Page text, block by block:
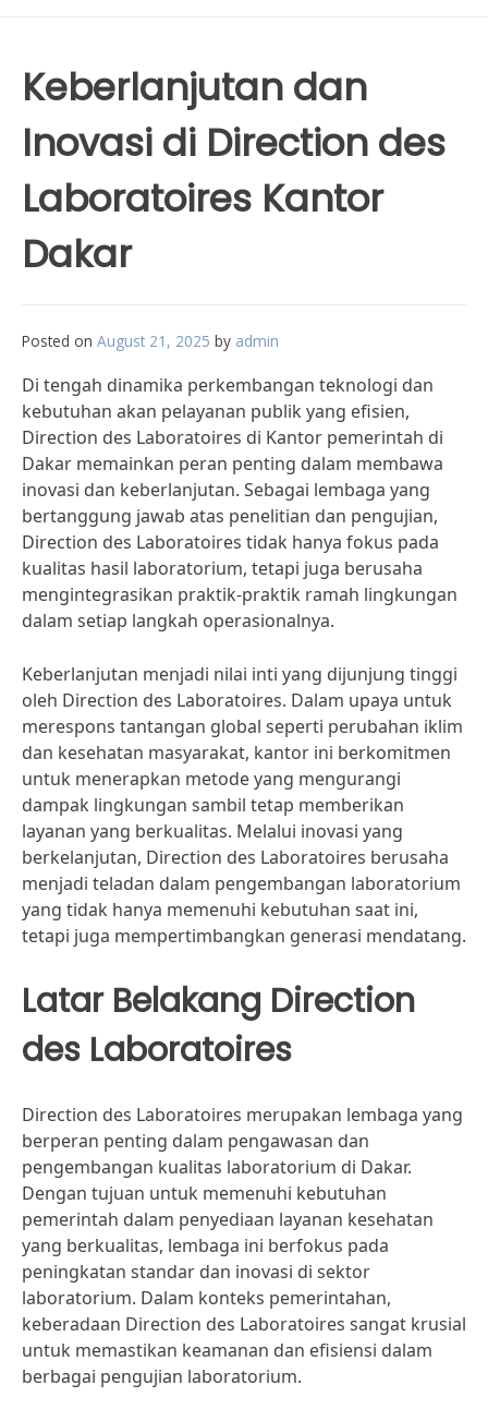
Keberlanjutan dan
Inovasi di Direction des
Laboratoires Kantor
Dakar
Posted on August 21, 2025 by admin
Di tengah dinamika perkembangan teknologi dan
kebutuhan akan pelayanan publik yang efisien,
Direction des Laboratoires di Kantor pemerintah di
Dakar memainkan peran penting dalam membawa
inovasi dan keberlanjutan. Sebagai lembaga yang
bertanggung jawab atas penelitian dan pengujian,
Direction des Laboratoires tidak hanya fokus pada
kualitas hasil laboratorium, tetapi juga berusaha
mengintegrasikan praktik-praktik ramah lingkungan
dalam setiap langkah operasionalnya.
Keberlanjutan menjadi nilai inti yang dijunjung tinggi
oleh Direction des Laboratoires. Dalam upaya untuk
merespons tantangan global seperti perubahan iklim
dan kesehatan masyarakat, kantor ini berkomitmen
untuk menerapkan metode yang mengurangi
dampak lingkungan sambil tetap memberikan
layanan yang berkualitas. Melalui inovasi yang
berkelanjutan, Direction des Laboratoires berusaha
menjadi teladan dalam pengembangan laboratorium
yang tidak hanya memenuhi kebutuhan saat ini,
tetapi juga mempertimbangkan generasi mendatang.
Latar Belakang Direction
des Laboratoires
Direction des Laboratoires merupakan lembaga yang
berperan penting dalam pengawasan dan
pengembangan kualitas laboratorium di Dakar.
Dengan tujuan untuk memenuhi kebutuhan
pemerintah dalam penyediaan layanan kesehatan
yang berkualitas, lembaga ini berfokus pada
peningkatan standar dan inovasi di sektor
laboratorium. Dalam konteks pemerintahan,
keberadaan Direction des Laboratoires sangat krusial
untuk memastikan keamanan dan efisiensi dalam
berbagai pengujian laboratorium.